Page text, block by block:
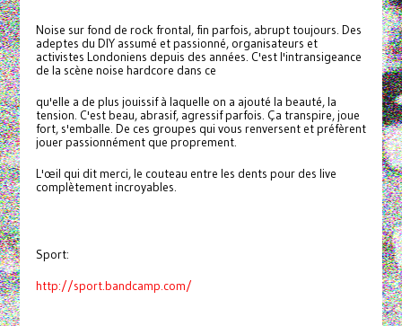
Noise sur fond de rock frontal, fin parfois, abrupt toujours. Des
adeptes du DIY assumé et passionné, organisateurs et
activistes Londoniens depuis des années. C'est l'intransigeance
de la scène noise hardcore dans ce
qu'elle a de plus jouissif à laquelle on a ajouté la beauté, la
tension. C'est beau, abrasif, agressif parfois. Ça transpire, joue
fort, s'emballe. De ces groupes qui vous renversent et préfèrent
jouer passionnément que proprement.
L'œil qui dit merci, le couteau entre les dents pour des live
complètement incroyables.
Sport:
http://sport.bandcamp.com/